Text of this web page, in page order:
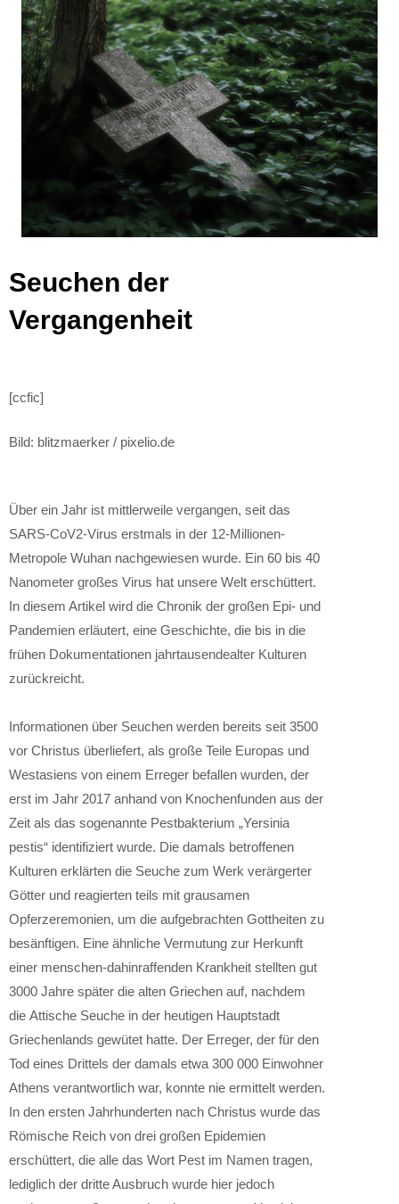
Seuchen der
Vergangenheit
[ccfic]
Bild: blitzmaerker / pixelio.de
Über ein Jahr ist mittlerweile vergangen, seit das
SARS-CoV2-Virus erstmals in der 12-Millionen-
Metropole Wuhan nachgewiesen wurde. Ein 60 bis 40
Nanometer großes Virus hat unsere Welt erschüttert.
In diesem Artikel wird die Chronik der großen Epi- und
Pandemien erläutert, eine Geschichte, die bis in die
frühen Dokumentationen jahrtausendealter Kulturen
zurückreicht.
Informationen über Seuchen werden bereits seit 3500
vor Christus überliefert, als große Teile Europas und
Westasiens von einem Erreger befallen wurden, der
erst im Jahr 2017 anhand von Knochenfunden aus der
Zeit als das sogenannte Pestbakterium „Yersinia
pestis“ identifiziert wurde. Die damals betroffenen
Kulturen erklärten die Seuche zum Werk verärgerter
Götter und reagierten teils mit grausamen
Opferzeremonien, um die aufgebrachten Gottheiten zu
besänftigen. Eine ähnliche Vermutung zur Herkunft
einer menschen-dahinraffenden Krankheit stellten gut
3000 Jahre später die alten Griechen auf, nachdem
die Attische Seuche in der heutigen Hauptstadt
Griechenlands gewütet hatte. Der Erreger, der für den
Tod eines Drittels der damals etwa 300 000 Einwohner
Athens verantwortlich war, konnte nie ermittelt werden.
In den ersten Jahrhunderten nach Christus wurde das
Römische Reich von drei großen Epidemien
erschüttert, die alle das Wort Pest im Namen tragen,
lediglich der dritte Ausbruch wurde hier jedoch